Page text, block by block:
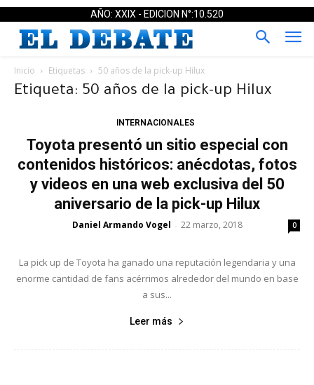
AÑO: XXIX - EDICION N°:10.520
Inicio Etiquetas 50 años de la pick-up Hilux
Etiqueta: 50 años de la pick-up Hilux
INTERNACIONALES
Toyota presentó un sitio especial con
contenidos históricos: anécdotas, fotos
y videos en una web exclusiva del 50
aniversario de la pick-up Hilux
Daniel Armando Vogel - 22 marzo, 2018 0
La pick up de Toyota ha ganado una reputación legendaria y una
enorme cantidad de fans acérrimos alrededor del mundo en base
a sus...
Leer más